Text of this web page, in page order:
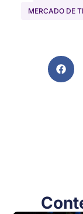
MERCADO DE